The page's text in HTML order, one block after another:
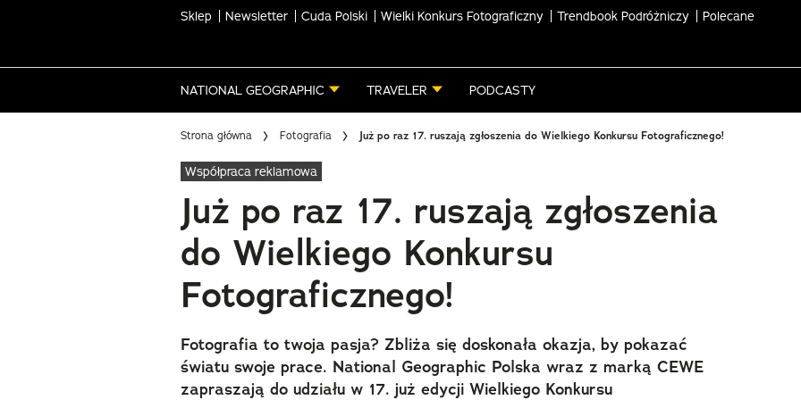
main
Sklep Newsletter Cuda Polski Wielki Konkurs Fotograficzny Trendbook Podróżniczy Polecane
NATIONAL GEOGRAPHIC TRAVELER PODCASTY
Strona główna Fotografia Już po raz 17. ruszają zgłoszenia do Wielkiego Konkursu Fotograficznego!
Współpraca reklamowa
Już po raz 17. ruszają zgłoszenia
do Wielkiego Konkursu
Fotograficznego!
Fotografia to twoja pasja? Zbliża się doskonała okazja, by pokazać
światu swoje prace. National Geographic Polska wraz z marką CEWE
zapraszają do udziału w 17. już edycji Wielkiego Konkursu